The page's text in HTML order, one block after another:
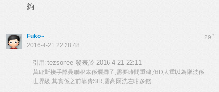
夠
29#
Fuko~
2016-4-21 22:28:48
引用: tezsonee 發表於 2016-4-21 22:11
莫耶斯接手隊曼聯根本係爛攤子,需要時間重建,但D人重以為隊波係
世界級,其實係之前靠費SIR,雲高爾洗左咁多錢 ...